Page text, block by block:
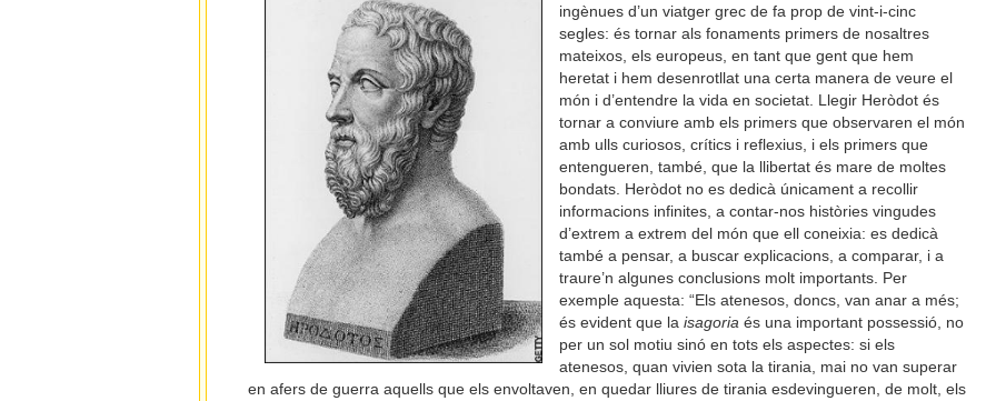
ingènues d’un viatger grec de fa prop de vint-i-cinc
segles: és tornar als fonaments primers de nosaltres
mateixos, els europeus, en tant que gent que hem
heretat i hem desenrotllat una certa manera de veure el
món i d’entendre la vida en societat. Llegir Heròdot és
tornar a conviure amb els primers que observaren el món
amb ulls curiosos, crítics i reflexius, i els primers que
entengueren, també, que la llibertat és mare de moltes
bondats. Heròdot no es dedicà únicament a recollir
informacions infinites, a contar-nos històries vingudes
d’extrem a extrem del món que ell coneixia: es dedicà
també a pensar, a buscar explicacions, a comparar, i a
traure’n algunes conclusions molt importants. Per
exemple aquesta: “Els atenesos, doncs, van anar a més;
és evident que laisagoria és una important possessió, no
per un sol motiu sinó en tots els aspectes: si els
atenesos, quan vivien sota la tirania, mai no van superar
en afers de guerra aquells que els envoltaven, en quedar lliures de tirania esdevingueren, de molt, els